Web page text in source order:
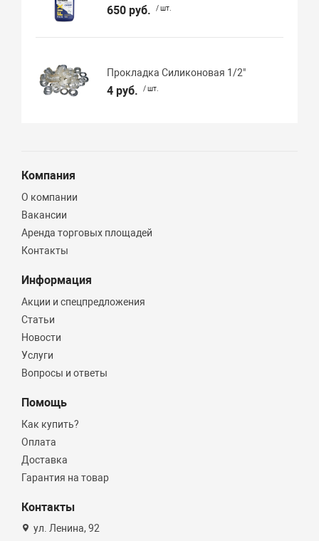
650 руб. / шт.
Прокладка Силиконовая 1/2"
4 руб. / шт.
Компания
О компании
Вакансии
Аренда торговых площадей
Контакты
Информация
Акции и спецпредложения
Статьи
Новости
Услуги
Вопросы и ответы
Помощь
Как купить?
Оплата
Доставка
Гарантия на товар
Контакты
ул. Ленина, 92